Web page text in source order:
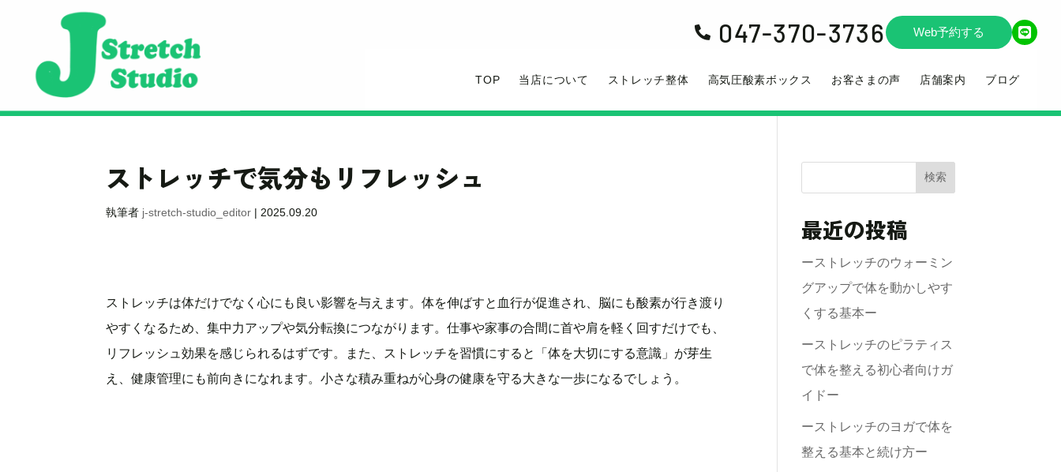
 047-370-3736 Web予約する
TOP 当店について ストレッチ整体 高気圧酸素ボックス お客さまの声 店舗案内 ブログ
ストレッチで気分もリフレッシュ
執筆者 j-stretch-studio_editor | 2025.09.20
ストレッチは体だけでなく心にも良い影響を与えます。体を伸ばすと血行が促進され、脳にも酸素が行き渡り
やすくなるため、集中力アップや気分転換につながります。仕事や家事の合間に首や肩を軽く回すだけでも、
リフレッシュ効果を感じられるはずです。また、ストレッチを習慣にすると「体を大切にする意識」が芽生
え、健康管理にも前向きになれます。小さな積み重ねが心身の健康を守る大きな一歩になるでしょう。
検索
最近の投稿
ーストレッチのウォーミン
グアップで体を動かしやす
くする基本ー
ーストレッチのピラティス
で体を整える初心者向けガ
イドー
ーストレッチのヨガで体を
整える基本と続け方ー